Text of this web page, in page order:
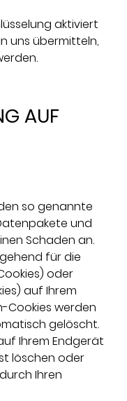
aktiviert
uns übermitteln,
AUF
so genannte
und
Schaden an.
für die
oder
auf Ihrem
Cookies werden
gelöscht.
Ihrem Endgerät
löschen oder
Ihren